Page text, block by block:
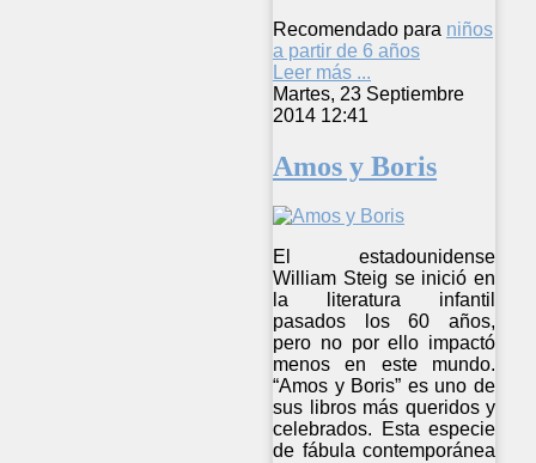
Recomendado para niños
a partir de 6 años
Leer más ...
Martes, 23 Septiembre
2014 12:41
Amos y Boris
El estadounidense
William Steig se inició en
la literatura infantil
pasados los 60 años,
pero no por ello impactó
menos en este mundo.
“Amos y Boris” es uno de
sus libros más queridos y
celebrados. Esta especie
de fábula contemporánea